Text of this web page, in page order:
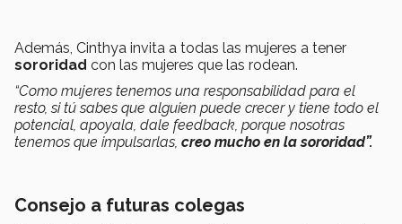
Además, Cinthya invita a todas las mujeres a tener
sororidad con las mujeres que las rodean.
“Como mujeres tenemos una responsabilidad para el
resto, si tú sabes que alguien puede crecer y tiene todo el
potencial, apoyala, dale feedback, porque nosotras
tenemos que impulsarlas, creo mucho en la sororidad”.
Consejo a futuras colegas